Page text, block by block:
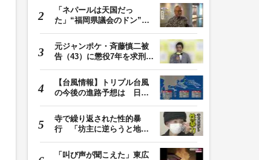
「ネパールは天国だっ
た」“福岡県議会のドン”蔵
元ジャンポケ・斉藤慎二被
告（43）に懲役7年を求刑
【台風情報】トリプル台風
の今後の進路予想は 日本
寺で繰り返された性的暴
行 「坊主に逆らうと地獄
「叫び声が聞こえた」東広